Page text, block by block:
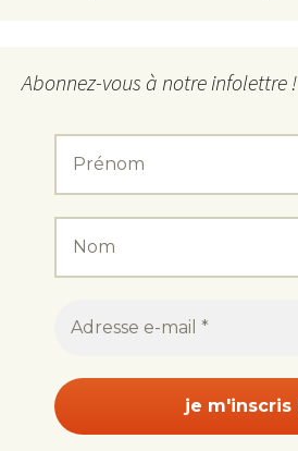
Abonnez-vous à notre infolettre !